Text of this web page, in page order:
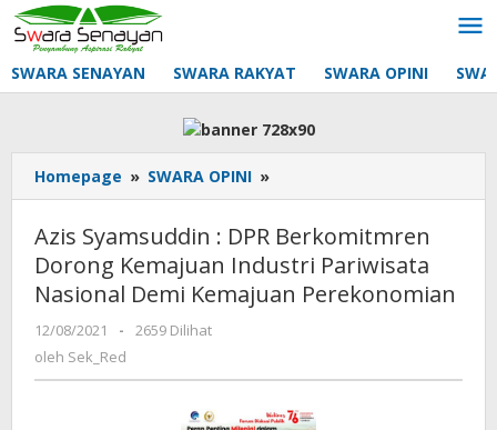
Lewati
ke
konten
SWARA SENAYAN SWARA RAKYAT SWARA OPINI
Homepage » SWARA OPINI »
Syamsuddin
DPR
Berkomitmren
Dorong
Nasional
Demi
Azis Syamsuddin : DPR Berkomitmren
Dorong Kemajuan Industri Pariwisata
Nasional Demi Kemajuan Perekonomian
12/08/2021
oleh
Sek_Red
-
2659 Dilihat
oleh Sek_Red